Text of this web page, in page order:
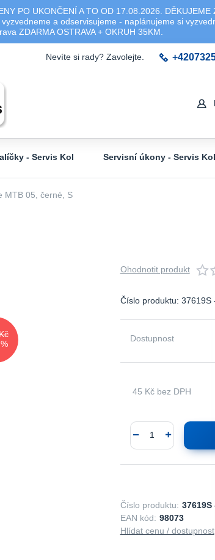
PO UKONČENÍ A TO OD 17.08.2026.
a odservisujeme - naplánujeme si
ZDARMA OSTRAVA + OKRUH 35KM.
Nevíte si rady? Zavolejte.
- Servis Kol Servisní úkony - Servis Kol
MTB 05, černé, S
Ohodnotit produkt
Číslo produktu: 37619S
Dostupnost
45 Kč bez DPH
Číslo produktu: 37619S
EAN kód: 98073
Hlídat cenu / dostupnost